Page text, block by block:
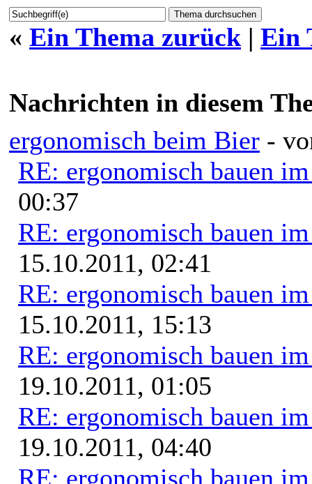
« Ein Thema zurück | Ein
Nachrichten in diesem
ergonomisch beim Bier -
RE: ergonomisch bauen
00:37
RE: ergonomisch bauen
15.10.2011, 02:41
RE: ergonomisch bauen
15.10.2011, 15:13
RE: ergonomisch bauen
19.10.2011, 01:05
RE: ergonomisch bauen
19.10.2011, 04:40
RE: ergonomisch bauen